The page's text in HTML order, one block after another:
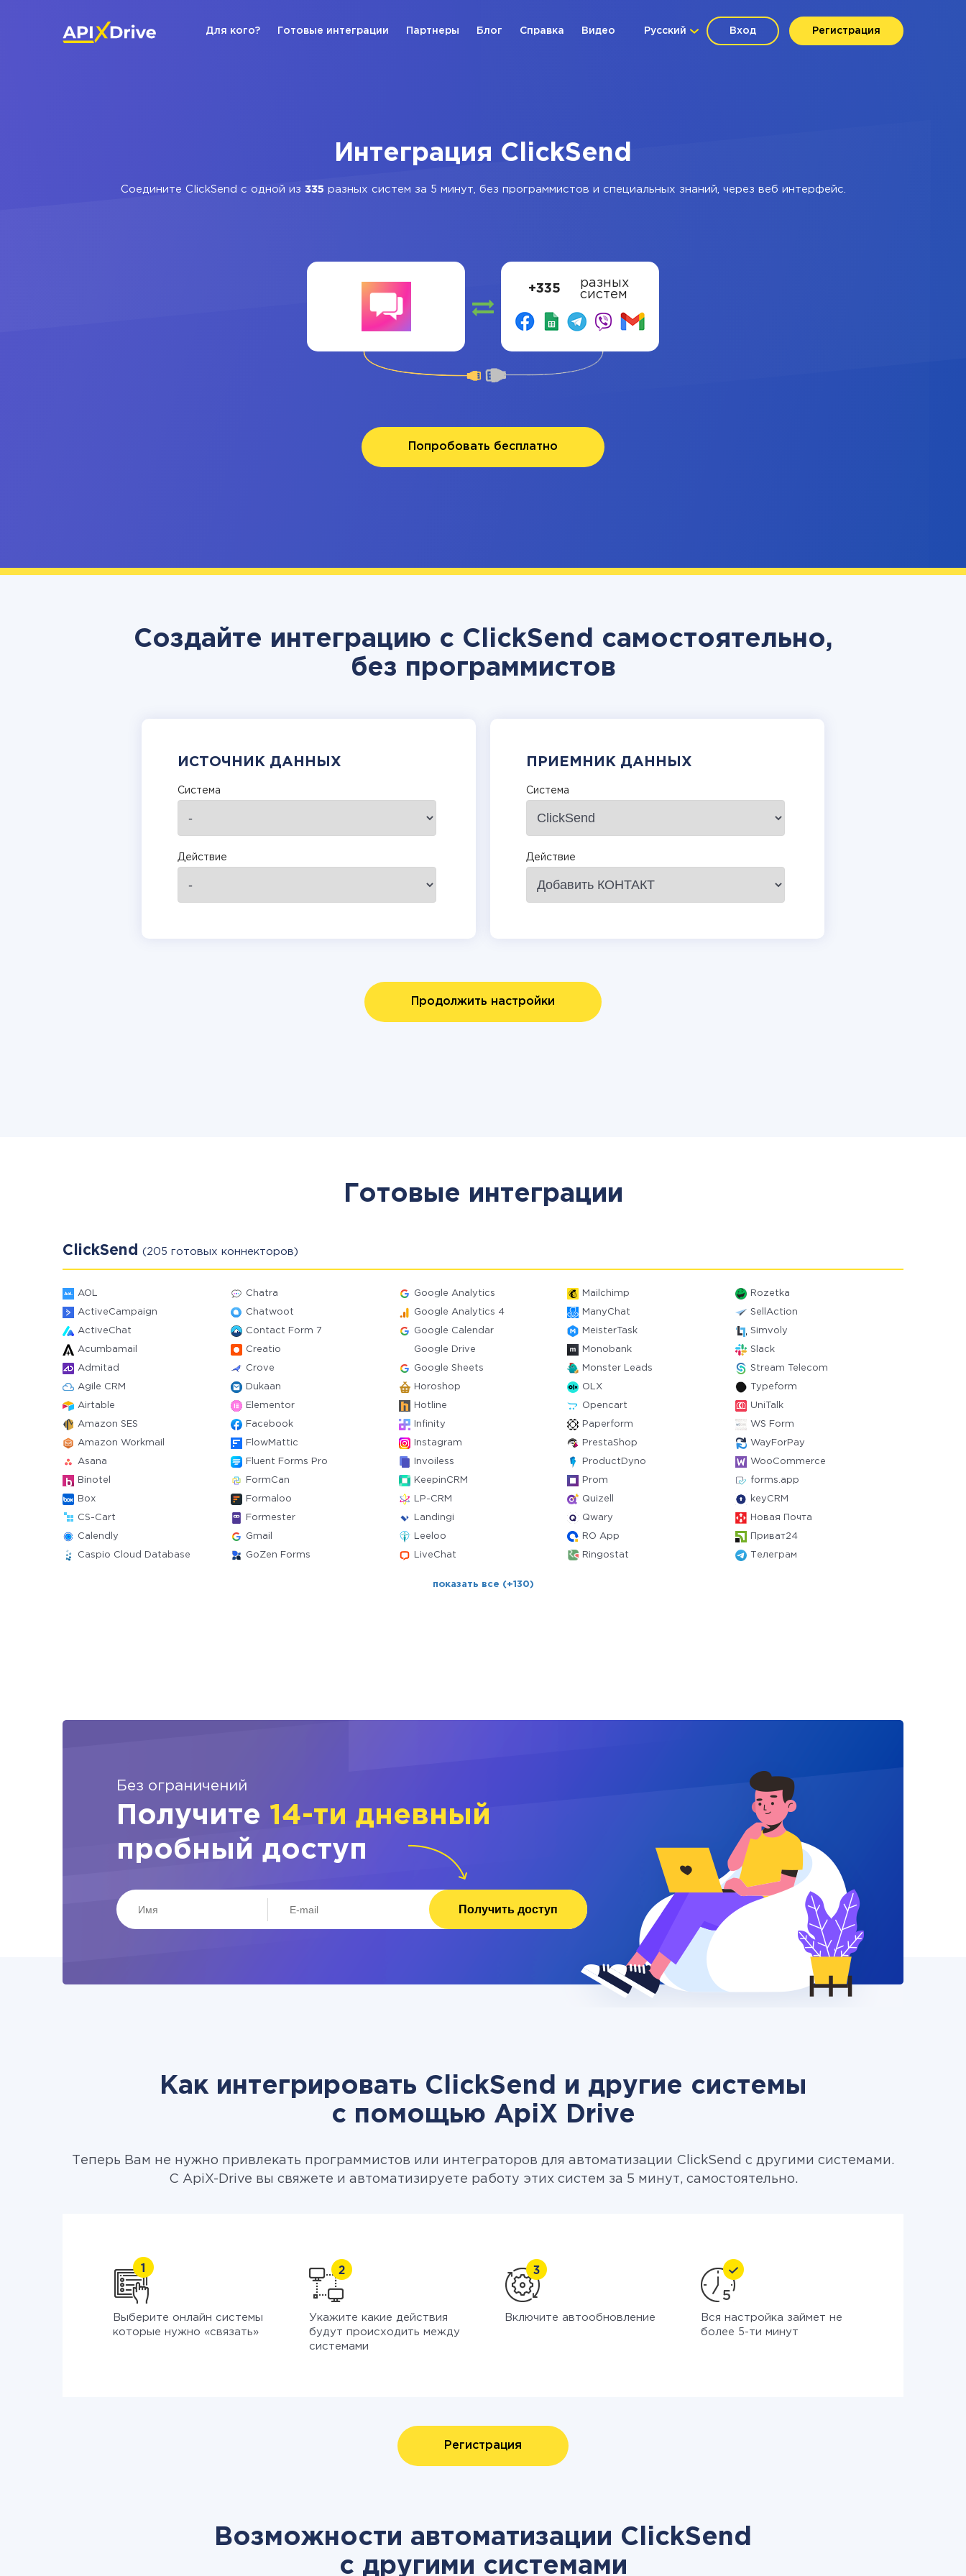
Вход Регистрация
Русский
Для кого? Готовые интеграции Партнеры Блог Справка Видео
Интеграция ClickSend
Соедините ClickSend с одной из 335 разных систем за 5 минут, без программистов и специальных знаний, через веб интерфейс.
+335
разных
систем
Попробовать бесплатно
Создайте интеграцию с ClickSend самостоятельно,
без программистов
ИСТОЧНИК ДАННЫХ
Система
Действие
ПРИЕМНИК ДАННЫХ
Система
Действие
Продолжить настройки
Готовые интеграции
ClickSend (205 готовых коннекторов)
AOL Chatra Google Analytics Mailchimp Rozetka
ActiveCampaign Chatwoot Google Analytics 4 ManyChat SellAction
ActiveChat Contact Form 7 Google Calendar MeisterTask Simvoly
Acumbamail Creatio Google Drive Monobank Slack
Admitad Crove Google Sheets Monster Leads Stream Telecom
Agile CRM Dukaan Horoshop OLX Typeform
Airtable Elementor Hotline Opencart UniTalk
Amazon SES Facebook Infinity Paperform WS Form
Amazon Workmail FlowMattic Instagram PrestaShop WayForPay
Asana Fluent Forms Pro Invoiless ProductDyno WooCommerce
Binotel FormCan KeepinCRM Prom forms.app
Box Formaloo LP-CRM Quizell keyCRM
CS-Cart Formester Landingi Qwary Новая Почта
Calendly Gmail Leeloo RO App Приват24
Caspio Cloud Database GoZen Forms LiveChat Ringostat Телеграм
показать все (+130)
Без ограничений
Получите 14-ти дневный
пробный доступ
Получить доступ
Как интегрировать ClickSend и другие системы
c помощью ApiX Drive
Теперь Вам не нужно привлекать программистов или интеграторов для автоматизации ClickSend с другими системами.
С ApiX-Drive вы свяжете и автоматизируете работу этих систем за 5 минут, самостоятельно.
Выберите онлайн системы
которые нужно «связать»
Укажите какие действия
будут происходить между
системами
Включите автообновление
Вся настройка займет не
более 5-ти минут
Регистрация
Возможности автоматизации ClickSend
с другими системами